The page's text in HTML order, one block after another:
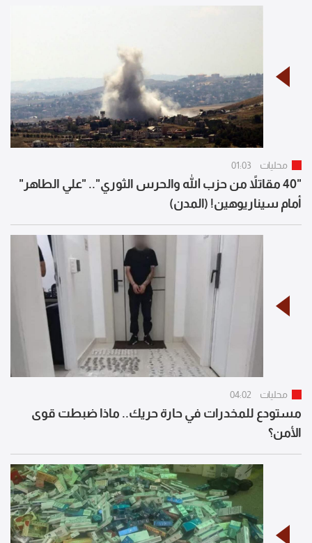
محليات 01:03
"40 مقاتلاً من حزب الله والحرس الثوري".. "علي الطاهر"
أمام سيناريوهين! (المدن)
محليات 04:02
مستودع للمخدرات في حارة حريك.. ماذا ضبطت قوى
الأمن؟